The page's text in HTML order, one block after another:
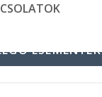
ESEMÉNYEK